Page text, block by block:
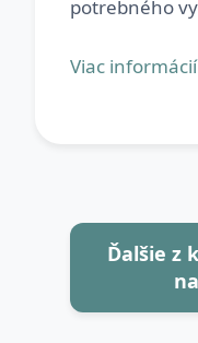
Ďalšie z